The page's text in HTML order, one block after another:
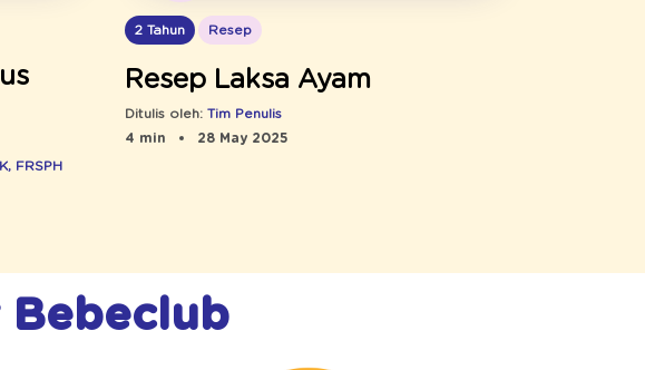
FRSPH
2 Tahun Resep
Resep Laksa Ayam
Ditulis oleh: Tim Penulis
4 min
28 May 2025
Bebeclub